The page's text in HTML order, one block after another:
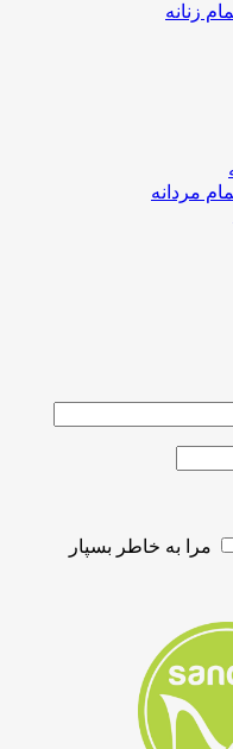
زنانه
مردانه
مرا به خاطر بسپار